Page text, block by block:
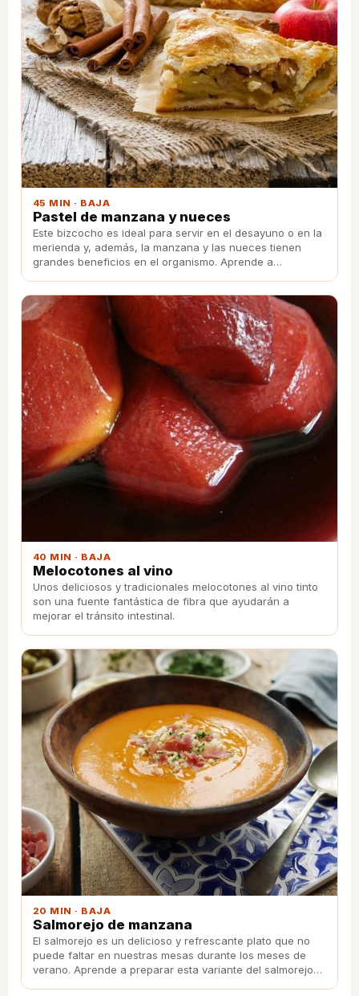
45 MIN · BAJA
Pastel de manzana y nueces
Este bizcocho es ideal para servir en el desayuno o en la
merienda y, además, la manzana y las nueces tienen
grandes beneficios en el organismo. Aprende a
40 MIN · BAJA
Melocotones al vino
Unos deliciosos y tradicionales melocotones al vino tinto
son una fuente fantástica de fibra que ayudarán a
mejorar el tránsito intestinal.
20 MIN · BAJA
Salmorejo de manzana
El salmorejo es un delicioso y refrescante plato que no
puede faltar en nuestras mesas durante los meses de
verano. Aprende a preparar esta variante del salmorejo